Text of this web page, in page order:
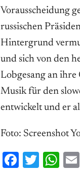
Vorausscheidung
russischen
Hintergrund
und sich von den
Lobgesang an ihre
Musik für den
entwickelt und er
Foto: Screenshot
Facebook